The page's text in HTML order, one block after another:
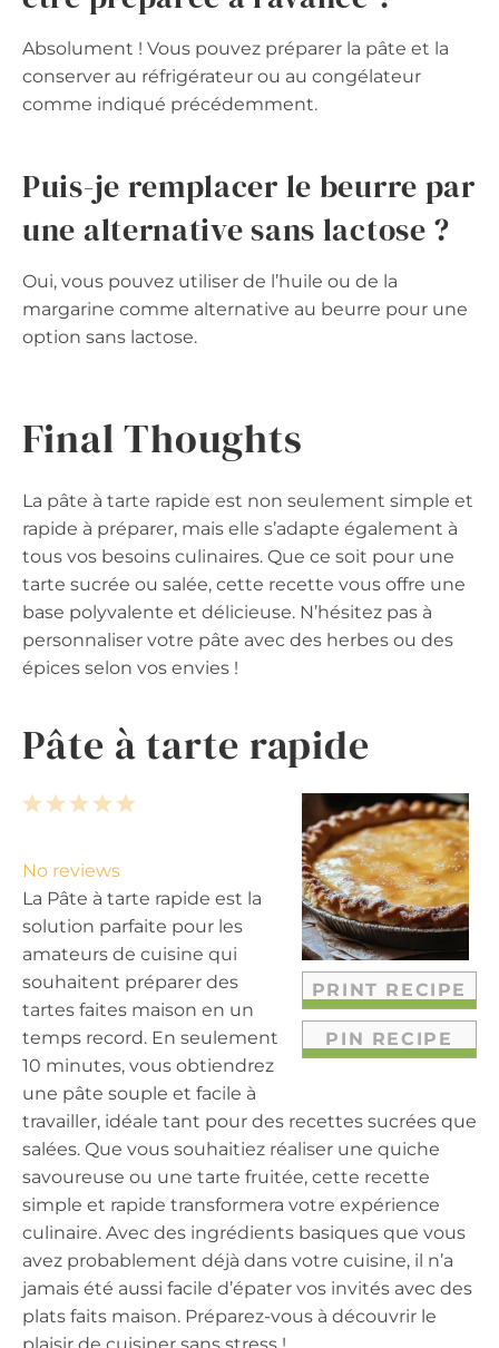
Absolument ! Vous pouvez préparer la pâte et la
conserver au réfrigérateur ou au congélateur
comme indiqué précédemment.
Puis-je remplacer le beurre par
une alternative sans lactose ?
Oui, vous pouvez utiliser de l’huile ou de la
margarine comme alternative au beurre pour une
option sans lactose.
Final Thoughts
La pâte à tarte rapide est non seulement simple et
rapide à préparer, mais elle s’adapte également à
tous vos besoins culinaires. Que ce soit pour une
tarte sucrée ou salée, cette recette vous offre une
base polyvalente et délicieuse. N’hésitez pas à
personnaliser votre pâte avec des herbes ou des
épices selon vos envies !
Pâte à tarte rapide
PRINT RECIPE
PIN RECIPE
5
a
r
s
4
t
a
r
s
3
t
a
r
s
2
t
a
r
s
1
t
a
r
No reviews
La Pâte à tarte rapide est la
solution parfaite pour les
amateurs de cuisine qui
souhaitent préparer des
tartes faites maison en un
temps record. En seulement
10 minutes, vous obtiendrez
une pâte souple et facile à
travailler, idéale tant pour des recettes sucrées que
salées. Que vous souhaitiez réaliser une quiche
savoureuse ou une tarte fruitée, cette recette
simple et rapide transformera votre expérience
culinaire. Avec des ingrédients basiques que vous
avez probablement déjà dans votre cuisine, il n’a
jamais été aussi facile d’épater vos invités avec des
plats faits maison. Préparez-vous à découvrir le